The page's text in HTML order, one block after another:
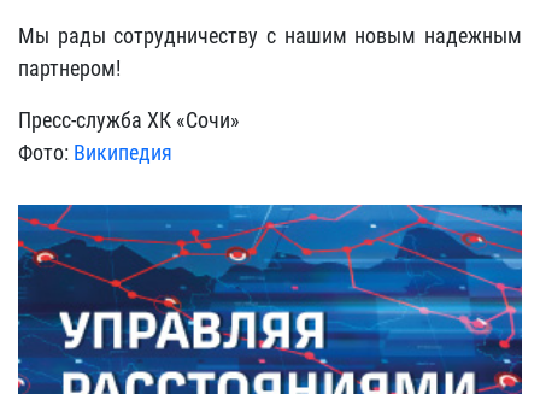
Мы рады сотрудничеству с нашим новым надежным
партнером!
Пресс-служба ХК «Сочи»
Фото: Википедия